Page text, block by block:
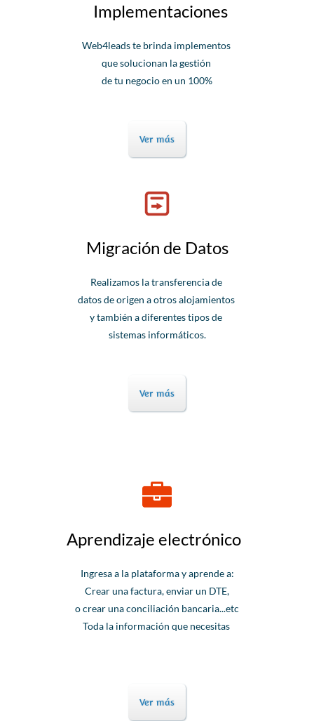
Implementaciones
Web4leads te brinda implementos
que solucionan la gestión
de tu negocio en un 100%
Ver más
Migración de Datos
Realizamos la transferencia de
datos de origen a otros alojamientos
y también a diferentes tipos de
sistemas informáticos.
Ver más
Aprendizaje electrónico
Ingresa a la plataforma y aprendea:
Crear una factura, enviar un DTE,
o crear una conciliación bancaria...etc
Toda la información que necesitas
Ver más